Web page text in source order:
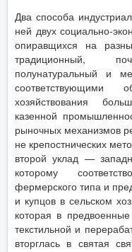
Два способа
ней двух социально-
опиравщихся на
традиционный,
полунатуральный и
хозяйствования
казенной
рыночных механизмов
не крепостнических
второй уклад —
которому
фермерского типа и
и купцов в сельском
которая в
текстильной и
вторглась в святая